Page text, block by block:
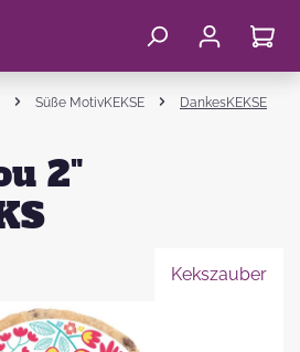
Süße MotivKEKSE DankesKEKSE
2"
Kekszauber